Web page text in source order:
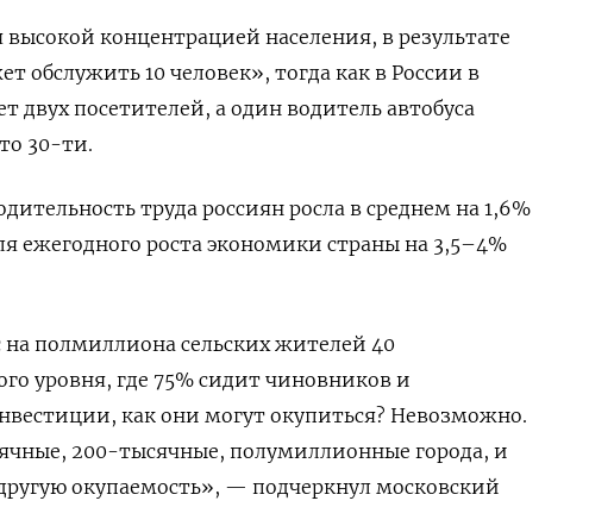
высокой концентрацией населения, в результате
10 человек», тогда как в России в
двух посетителей, а один водитель автобуса
30-ти.
труда россиян росла в среднем на 1,6%
ежегодного роста экономики страны на 3,5–4%
на полмиллиона сельских жителей 40
уровня, где 75% сидит чиновников и
как они могут окупиться? Невозможно.
200-тысячные, полумиллионные города, и
окупаемость», — подчеркнул московский